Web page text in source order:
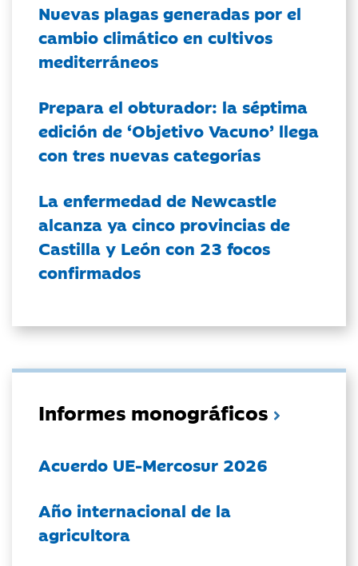
Nuevas plagas generadas por el
cambio climático en cultivos
mediterráneos
Prepara el obturador: la séptima
edición de ‘Objetivo Vacuno’ llega
con tres nuevas categorías
La enfermedad de Newcastle
alcanza ya cinco provincias de
Castilla y León con 23 focos
confirmados
Informes monográficos
Acuerdo UE-Mercosur 2026
Año internacional de la
agricultora